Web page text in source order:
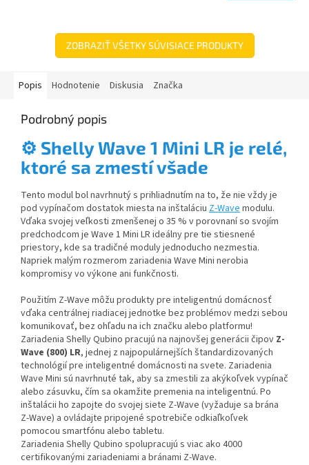
ZOBRAZIŤ VŠETKY SÚVISIACE PRODUKTY
Popis Hodnotenie Diskusia Značka
Podrobný popis
⚙️ Shelly Wave 1 Mini LR je relé,
ktoré sa zmestí všade
Tento modul bol navrhnutý s prihliadnutím na to, že nie vždy je
pod vypínačom dostatok miesta na inštaláciu Z-Wave modulu.
Vďaka svojej veľkosti zmenšenej o 35 % v porovnaní so svojím
predchodcom je Wave 1 Mini LR ideálny pre tie stiesnené
priestory, kde sa tradičné moduly jednoducho nezmestia.
Napriek malým rozmerom zariadenia Wave Mini nerobia
kompromisy vo výkone ani funkčnosti.
Použitím Z-Wave môžu produkty pre inteligentnú domácnosť
vďaka centrálnej riadiacej jednotke bez problémov medzi sebou
komunikovať, bez ohľadu na ich značku alebo platformu!
Zariadenia Shelly Qubino pracujú na najnovšej generácii čipov Z-
Wave (800) LR, jednej z najpopulárnejších štandardizovaných
technológií pre inteligentné domácnosti na svete. ​Zariadenia
Wave Mini sú navrhnuté tak, aby sa zmestili za akýkoľvek vypínač
alebo zásuvku, čím sa okamžite premenia na inteligentnú. Po
inštalácii ho zapojte do svojej siete Z-Wave (vyžaduje sa brána
Z-Wave) a ovládajte pripojené spotrebiče odkiaľkoľvek
pomocou smartfónu alebo tabletu.
Zariadenia Shelly Qubino spolupracujú s viac ako 4000
certifikovanými zariadeniami a bránami Z-Wave. ​